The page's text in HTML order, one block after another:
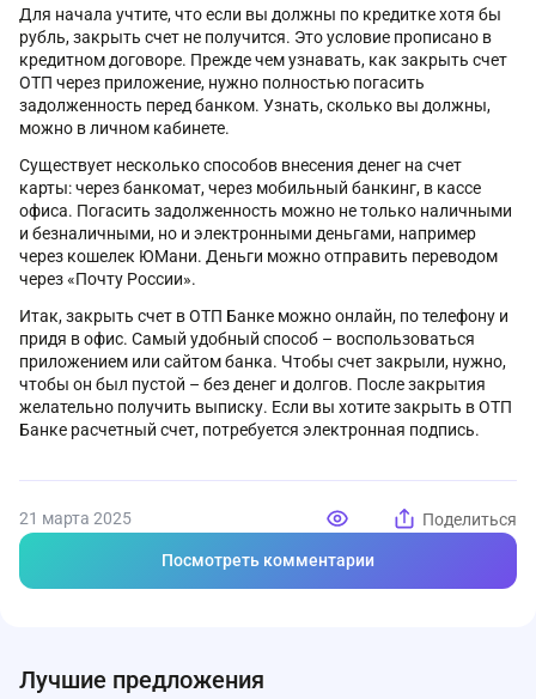
Для начала учтите, что если вы должны по кредитке хотя бы
рубль, закрыть счет не получится. Это условие прописано в
кредитном договоре. Прежде чем узнавать, как закрыть счет
ОТП через приложение, нужно полностью погасить
задолженность перед банком. Узнать, сколько вы должны,
можно в личном кабинете.
Существует несколько способов внесения денег на счет
карты: через банкомат, через мобильный банкинг, в кассе
офиса. Погасить задолженность можно не только наличными
и безналичными, но и электронными деньгами, например
через кошелек ЮМани. Деньги можно отправить переводом
через «Почту России».
Итак, закрыть счет в ОТП Банке можно онлайн, по телефону и
придя в офис. Самый удобный способ – воспользоваться
приложением или сайтом банка. Чтобы счет закрыли, нужно,
чтобы он был пустой – без денег и долгов. После закрытия
желательно получить выписку. Если вы хотите закрыть в ОТП
Банке расчетный счет, потребуется электронная подпись.
21 марта 2025 Поделиться
Посмотреть комментарии
Лучшие предложения